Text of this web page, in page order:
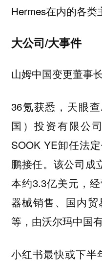
Hermes在内的各类
大公司/大事件
山姆中国变更董事
36氪获悉，天眼
国）投资有限公
SOOK YE卸任法
鹏接任。该公司成
本约3.3亿美元，
器械销售、国内
等，由沃尔玛中国
小红书最快或下半